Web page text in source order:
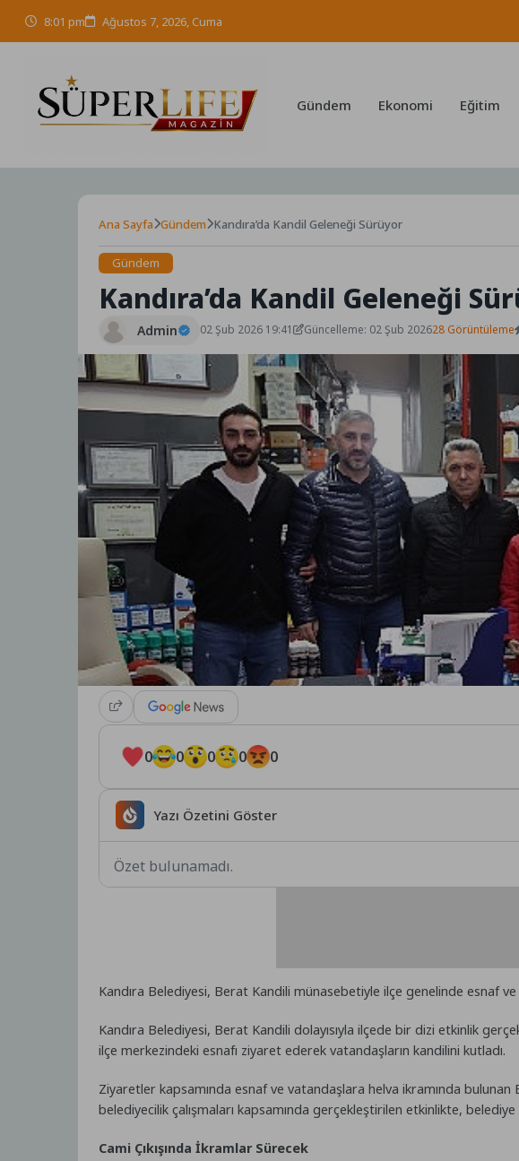
content
8:01 pm Ağustos 7, 2026, Cuma
Gündem Ekonomi Eğitim
Ana Sayfa Gündem Kandıra’da Kandil Geleneği Sürüyor
Gündem
Kandıra’da Kandil Geleneği
Admin 02 Şub 2026 19:41 Güncelleme: 02 Şub 202628 Görüntüleme
0 0 0 0 0
Yazı Özetini Göster
Özet bulunamadı.
Kandıra Belediyesi, Berat Kandili münasebetiyle ilçe genelinde esnaf
Kandıra Belediyesi, Berat Kandili dolayısıyla ilçede bir dizi etkinlik
ilçe merkezindeki esnafı ziyaret ederek vatandaşların kandilini kutladı.
Ziyaretler kapsamında esnaf ve vatandaşlara helva ikramında
belediyecilik çalışmaları kapsamında gerçekleştirilen etkinlikte,
Cami Çıkışında İkramlar Sürecek